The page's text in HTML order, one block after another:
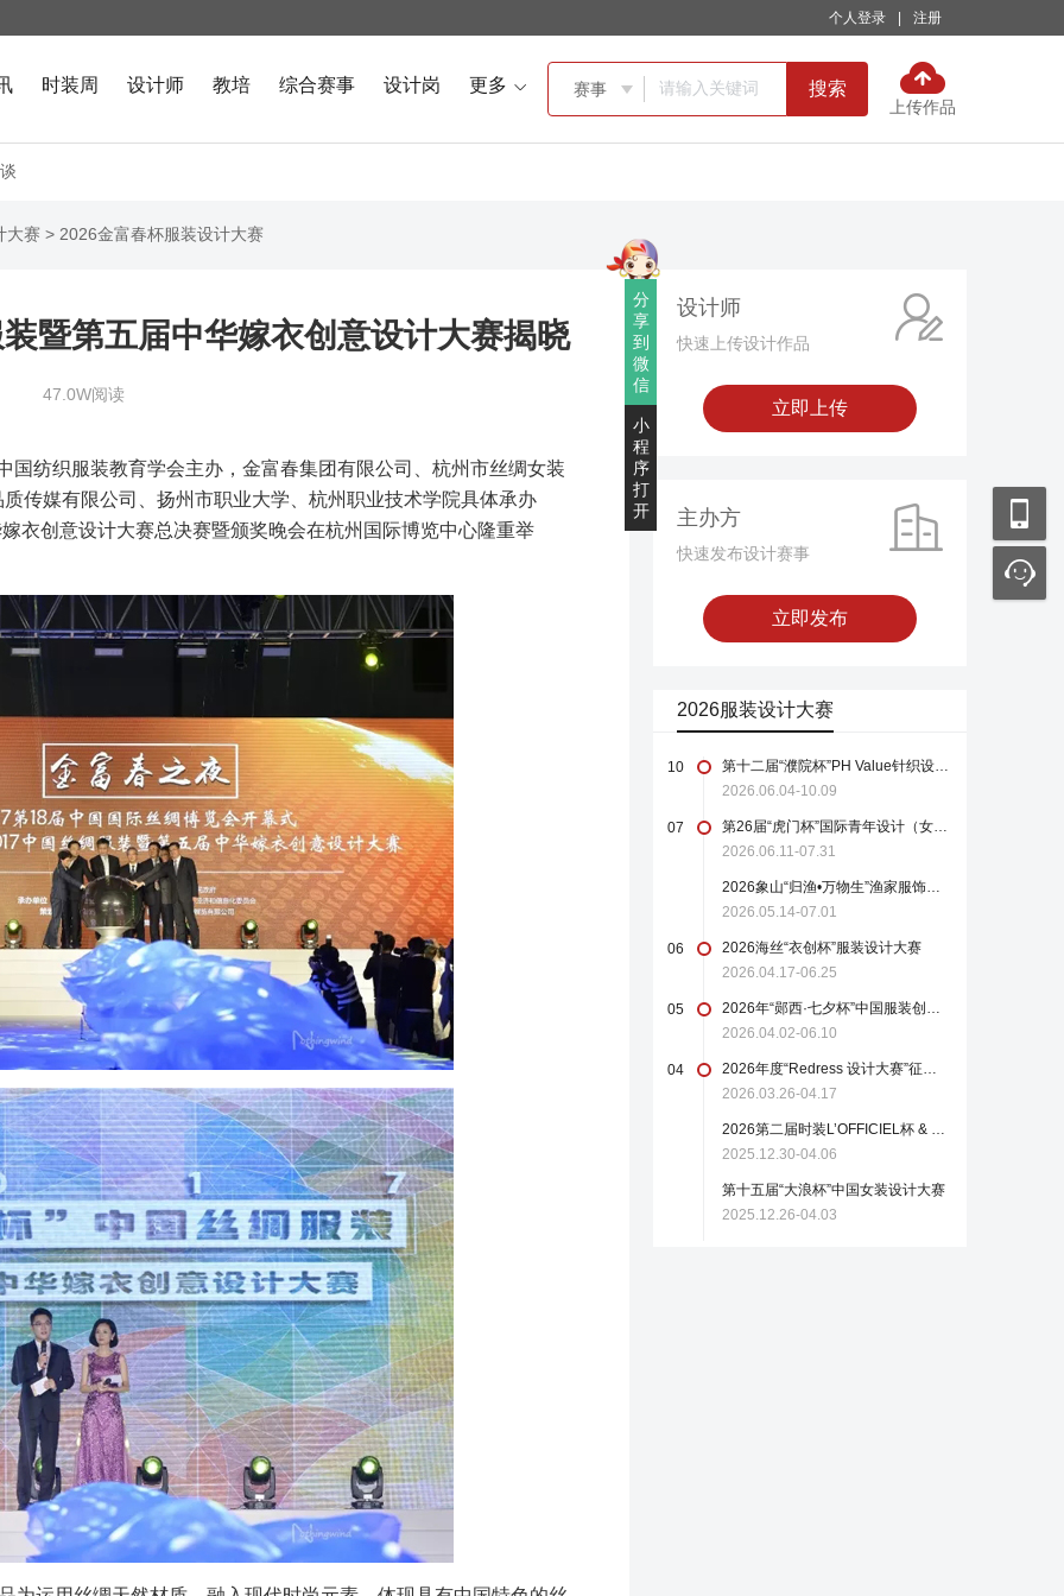
个人登录 注册
时装周 设计师 教培 综合赛事 设计岗 更多  赛事  搜索
上传作品
大赛 > 2026金富春杯服装设计大赛
分
享
到
微
信
小
程
序
打
开
暨第五届中华嫁衣创意设计大赛揭晓
47.0W阅读
国纺织服装教育学会主办，金富春集团有限公司、杭州市丝绸女装
传媒有限公司、扬州市职业大学、杭州职业技术学院具体承办
衣创意设计大赛总决赛暨颁奖晚会在杭州国际博览中心隆重举
设计师
快速上传设计作品
立即上传
主办方
快速发布设计赛事
立即发布
2026服装设计大赛
10
第十二届“濮院杯”PH Value针织设计师大赛
2026.06.04-10.09
07
第26届“虎门杯”国际青年设计（女装）大赛
2026.06.11-07.31
2026象山“归渔•万物生”渔家服饰设计大赛
2026.05.14-07.01
06
2026海丝“衣创杯”服装设计大赛
2026.04.17-06.25
05
2026年“郧西·七夕杯”中国服装创新设计大赛
2026.04.02-06.10
04
2026年度“Redress 设计大赛”征稿启事
2026.03.26-04.17
2026第二届时装L’OFFICIEL杯 & 中国轻纺城国际设计大师赛
2025.12.30-04.06
第十五届“大浪杯”中国女装设计大赛
2025.12.26-04.03